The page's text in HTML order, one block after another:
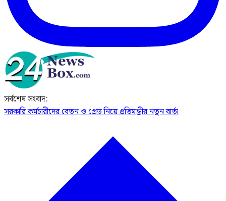
সর্বশেষ সংবাদ:
সরকারি কর্মচারীদের বেতন ও গ্রেড নিয়ে প্রতিমন্ত্রীর নতুন বার্তা